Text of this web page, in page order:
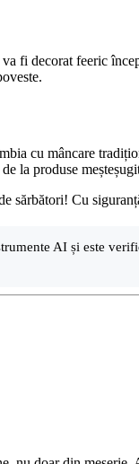
fi decorat feeric
cu mâncare
la produse
Cu
AI și este